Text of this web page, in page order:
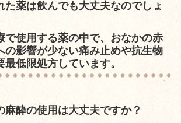
た薬は飲んでも大丈夫なのでしょ
で使用する薬の中で、おなかの赤
の影響が少ない痛み止めや抗生物
最低限処方しています。
麻酔の使用は大丈夫ですか？